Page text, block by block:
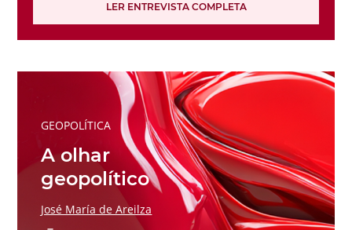
LER ENTREVISTA COMPLETA
GEOPOLÍTICA
A olhar
geopolítico
José María de Areilza